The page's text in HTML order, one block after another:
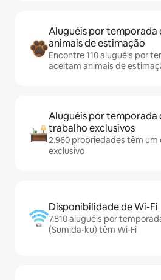
Aluguéis por temporada
animais de estimação
Encontre 110 aluguéis por
aceitam animais de
Aluguéis por temporada
trabalho exclusivos
2.960 propriedades têm
exclusivo
Disponibilidade de Wi-Fi
7.810 aluguéis por
(Sumida-ku) têm Wi-Fi